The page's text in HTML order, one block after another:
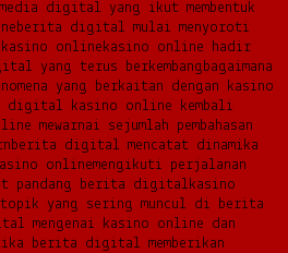
digital yang ikut membentuk
berita digital mulai menyoroti
kasino online kasino online hadir
yang terus berkembang bagaimana
yang berkaitan dengan kasino
kasino online kembali
mewarnai sejumlah pembahasan
berita digital mencatat dinamika
onlinemengikuti perjalanan
pandang berita digital kasino
yang sering muncul di berita
mengenai kasino online dan
berita digital memberikan